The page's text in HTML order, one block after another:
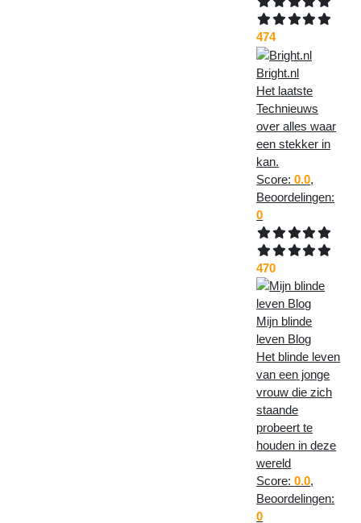
474
Bright.nl
Het laatste
Technieuws
over alles waar
een stekker in
kan.
Score:0.0,
Beoordelingen:
0
470
Mijn blinde
leven Blog
Het blinde leven
van een jonge
vrouw die zich
staande
probeert te
houden in deze
wereld
Score:0.0,
Beoordelingen:
0